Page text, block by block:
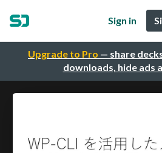
Upgrade to Pro — share
downloads, hide ads
Sign in